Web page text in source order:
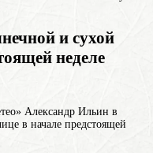
и сухой
неделе
Александр Ильин в
в начале предстоящей